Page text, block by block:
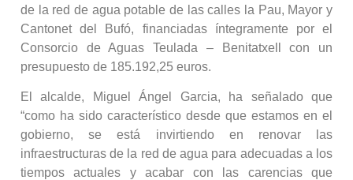
de la red de agua potable de las calles la Pau, Mayor y
Cantonet del Bufó, financiadas íntegramente por el
Consorcio de Aguas Teulada – Benitatxell con un
presupuesto de 185.192,25 euros.
El alcalde, Miguel Ángel Garcia, ha señalado que
“como ha sido característico desde que estamos en el
gobierno, se está invirtiendo en renovar las
infraestructuras de la red de agua para adecuadas a los
tiempos actuales y acabar con las carencias que